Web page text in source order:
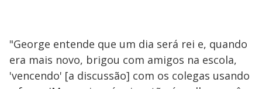
"George entende que um dia será rei e, quando
era mais novo, brigou com amigos na escola,
'vencendo' [a discussão] com os colegas usando